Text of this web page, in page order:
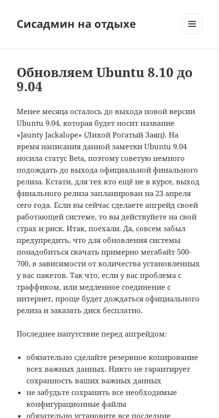
Сисадмин на отдыхе
Обновляем Ubuntu 8.10 до
9.04
Менее месяца осталось до выхода новой версии
Ubuntu 9.04, которая будет носит название
«Jaunty Jackalope» (Лихой Рогатый Заяц). На
время написания данной заметки Ubuntu 9.04
носила статус Beta, поэтому советую немного
подождать до выхода официальной финального
релиза. Кстати, для тех кто ещё не в курсе, выход
финального релиза запланирован на 23 апреля
сего года. Если вы сейчас сделаете апгрейд своей
работающей системе, то вы действуйете на свой
страх и риск. Итак, поехали. Да, совсем забыл
предупредить, что для обновления системы
понадобиться скачать примерно мегабайт 500-
700, в зависимости от количества установленных
у вас пакетов. Так что, если у вас проблема с
траффиком, или медленное соединение с
интернет, проще будет дождаться официального
релиза и заказать диск бесплатно.
Последнее напутствие перед апгрейдом:
обязательно сделайте резервное копирование
всех важных данных. Никто не гарантирует
сохранность ваших важных данных
не забудьте сохранить все необходимые
конфигурационные файлы
обязательно установите все последние